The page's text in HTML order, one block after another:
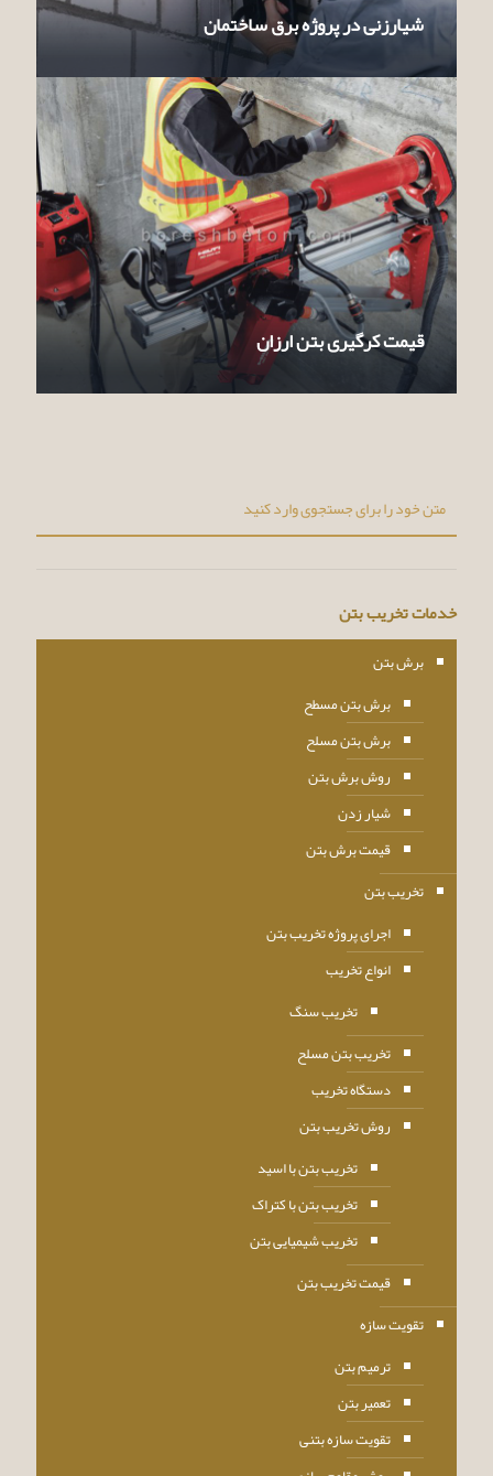
شیارزنی در پروژه برق ساختمان
قیمت کرگیری بتن ارزان
خدمات تخریب بتن
برش بتن
برش بتن مسطح
برش بتن مسلح
روش برش بتن
شیار زدن
قیمت برش بتن
تخریب بتن
اجرای پروژه تخریب بتن
انواع تخریب
تخریب سنگ
تخریب بتن مسلح
دستگاه تخریب
روش تخریب بتن
تخریب بتن با اسید
تخریب بتن با کتراک
تخریب شیمیایی بتن
قیمت تخریب بتن
تقویت سازه
ترمیم بتن
تعمیر بتن
تقویت سازه بتنی